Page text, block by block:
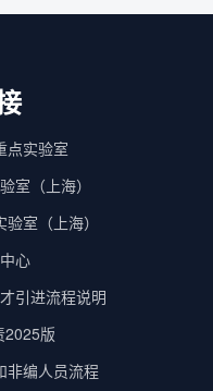
点实验室
室（上海）
室（上海）
心
引进流程说明
2025版
非编人员流程